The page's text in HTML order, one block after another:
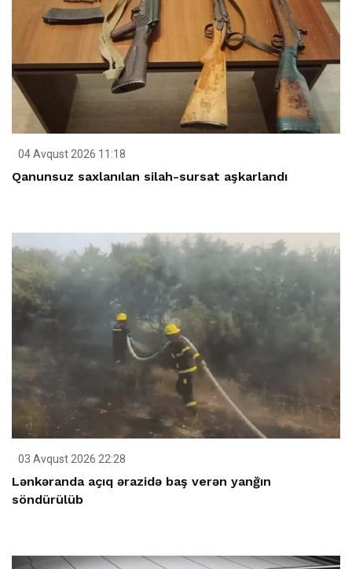
04 Avqust 2026 11:18
Qanunsuz saxlanılan silah-sursat aşkarlandı
03 Avqust 2026 22:28
Lənkəranda açıq ərazidə baş verən yanğın
söndürülüb